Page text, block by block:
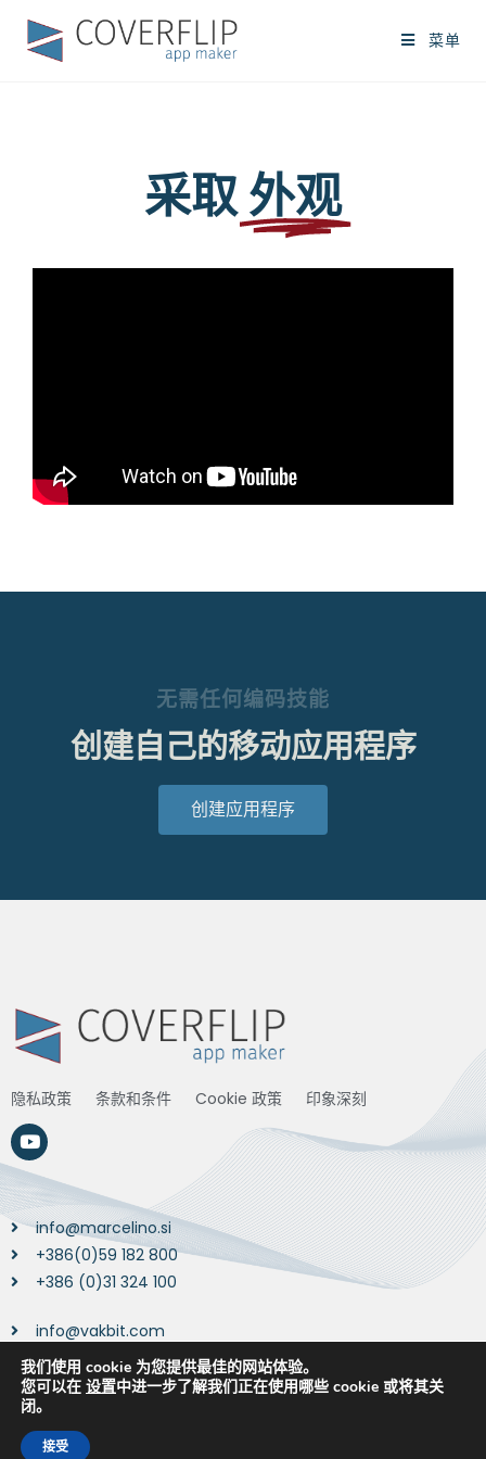
菜单
采取外观
无需任何编码技能
创建自己的移动应用程序
创建应用程序
隐私政策 条款和条件 Cookie 政策 印象深刻
info@marcelino.si
+386(0)59 182 800
+386 (0)31 324 100
info@vakbit.com
+43 720 022715
我们使用 cookie 为您提供最佳的网站体验。
您可以在 设置中进一步了解我们正在使用哪些 cookie 或将其关
闭。
接受